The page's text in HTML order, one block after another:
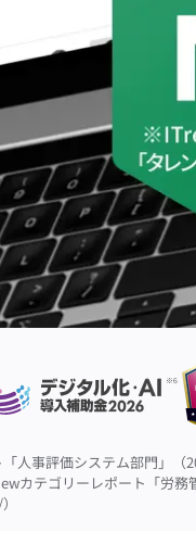
人事評価システム部門」（
カテゴリーレポート「労務